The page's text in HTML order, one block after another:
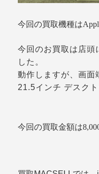
今回の買取機種は
今回のお買取は店頭
した。
動作しますが、画面
21.5インチ デスク
今回の買取金額は